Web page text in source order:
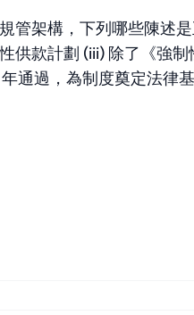
管架構，下列哪些陳述
供款計劃 (iii) 除了《強
通過，為制度奠定法律